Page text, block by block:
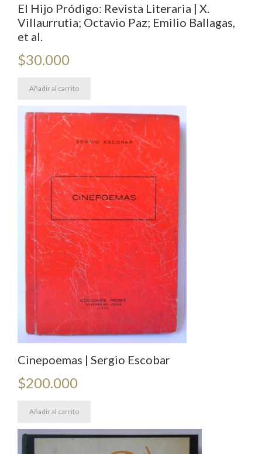
El Hijo Pródigo: Revista Literaria | X.
Villaurrutia; Octavio Paz; Emilio Ballagas,
et al.
$30.000
Añadir al carrito
Cinepoemas | Sergio Escobar
$200.000
Añadir al carrito